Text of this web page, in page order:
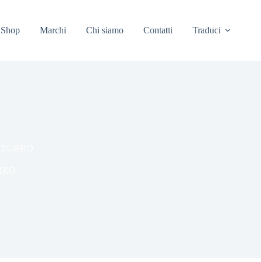
Shop Marchi Chi siamo Contatti Traduci